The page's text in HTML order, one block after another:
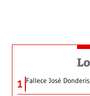
1 Fallece José